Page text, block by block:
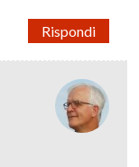
Rispondi